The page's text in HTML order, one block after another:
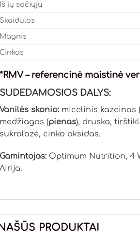
jų sočiųjų
– referencinė maistinė
DALYS:
skonio:micelinis kazeinas
(pienas), druska,
cinko oksidas.
Optimum Nutrition, 4
PRODUKTAI